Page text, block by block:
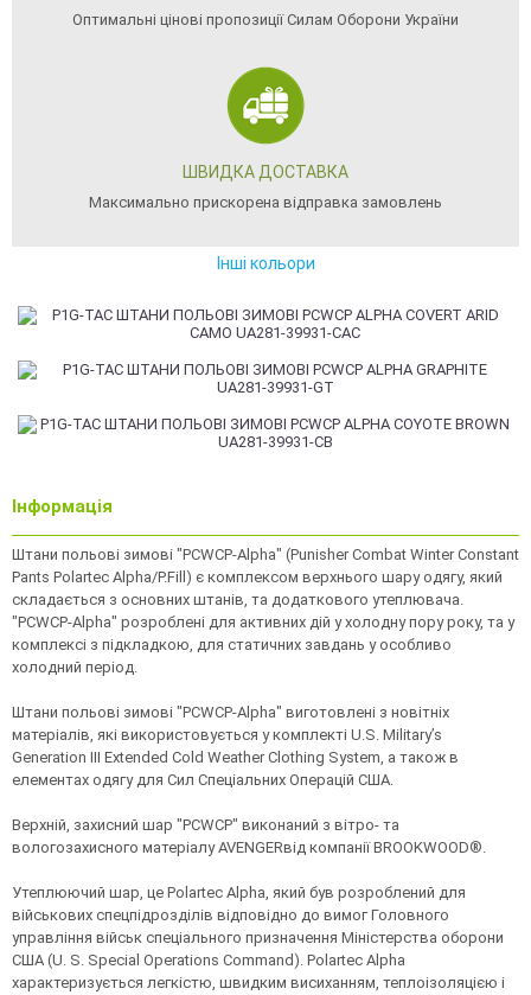
Оптимальні цінові пропозиції Силам Оборони України
ШВИДКА ДОСТАВКА
Максимально прискорена відправка замовлень
Інші кольори
Інформація
Штани польові зимові "PCWCP-Alpha" (Punisher Combat Winter Constant
Pants Polartec Alpha/P.Fill) є комплексом верхнього шару одягу, який
складається з основних штанів, та додаткового утеплювача.
"PCWCP-Alpha" розроблені для активних дій у холодну пору року, та у
комплексі з підкладкою, для статичних завдань у особливо
холодний період.
Штани польові зимові "PCWCP-Alpha" виготовлені з новітніх
матеріалів, які використовується у комплекті U.S. Military’s
Generation III Extended Cold Weather Clothing System, а також в
елементах одягу для Сил Спеціальних Операцій США.
Верхній, захисний шар "PCWCP" виконаний з вітро- та
вологозахисного матеріалу AVENGERвід компанії BROOKWOOD®.
Утеплюючий шар, це Polartec Alpha, який був розроблений для
військових спецпідрозділів відповідно до вимог Головного
управління військ спеціального призначення Міністерства оборони
США (U. S. Special Operations Command). Polartec Alpha
характеризується легкістю, швидким висиханням, теплоізоляцією і